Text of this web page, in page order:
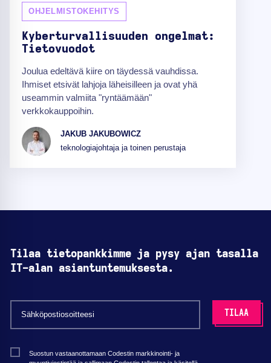
OHJELMISTOKEHITYS
Kyberturvallisuuden ongelmat:
Tietovuodot
Joulua edeltävä kiire on täydessä vauhdissa.
Ihmiset etsivät lahjoja läheisilleen ja ovat yhä
useammin valmiita "ryntäämään"
verkkokauppoihin.
JAKUB JAKUBOWICZ
teknologiajohtaja ja toinen perustaja
Tilaa tietopankkimme ja pysy ajan tasalla
IT-alan asiantuntemuksesta.
Suostun vastaanottamaan Codestin markkinointi- ja